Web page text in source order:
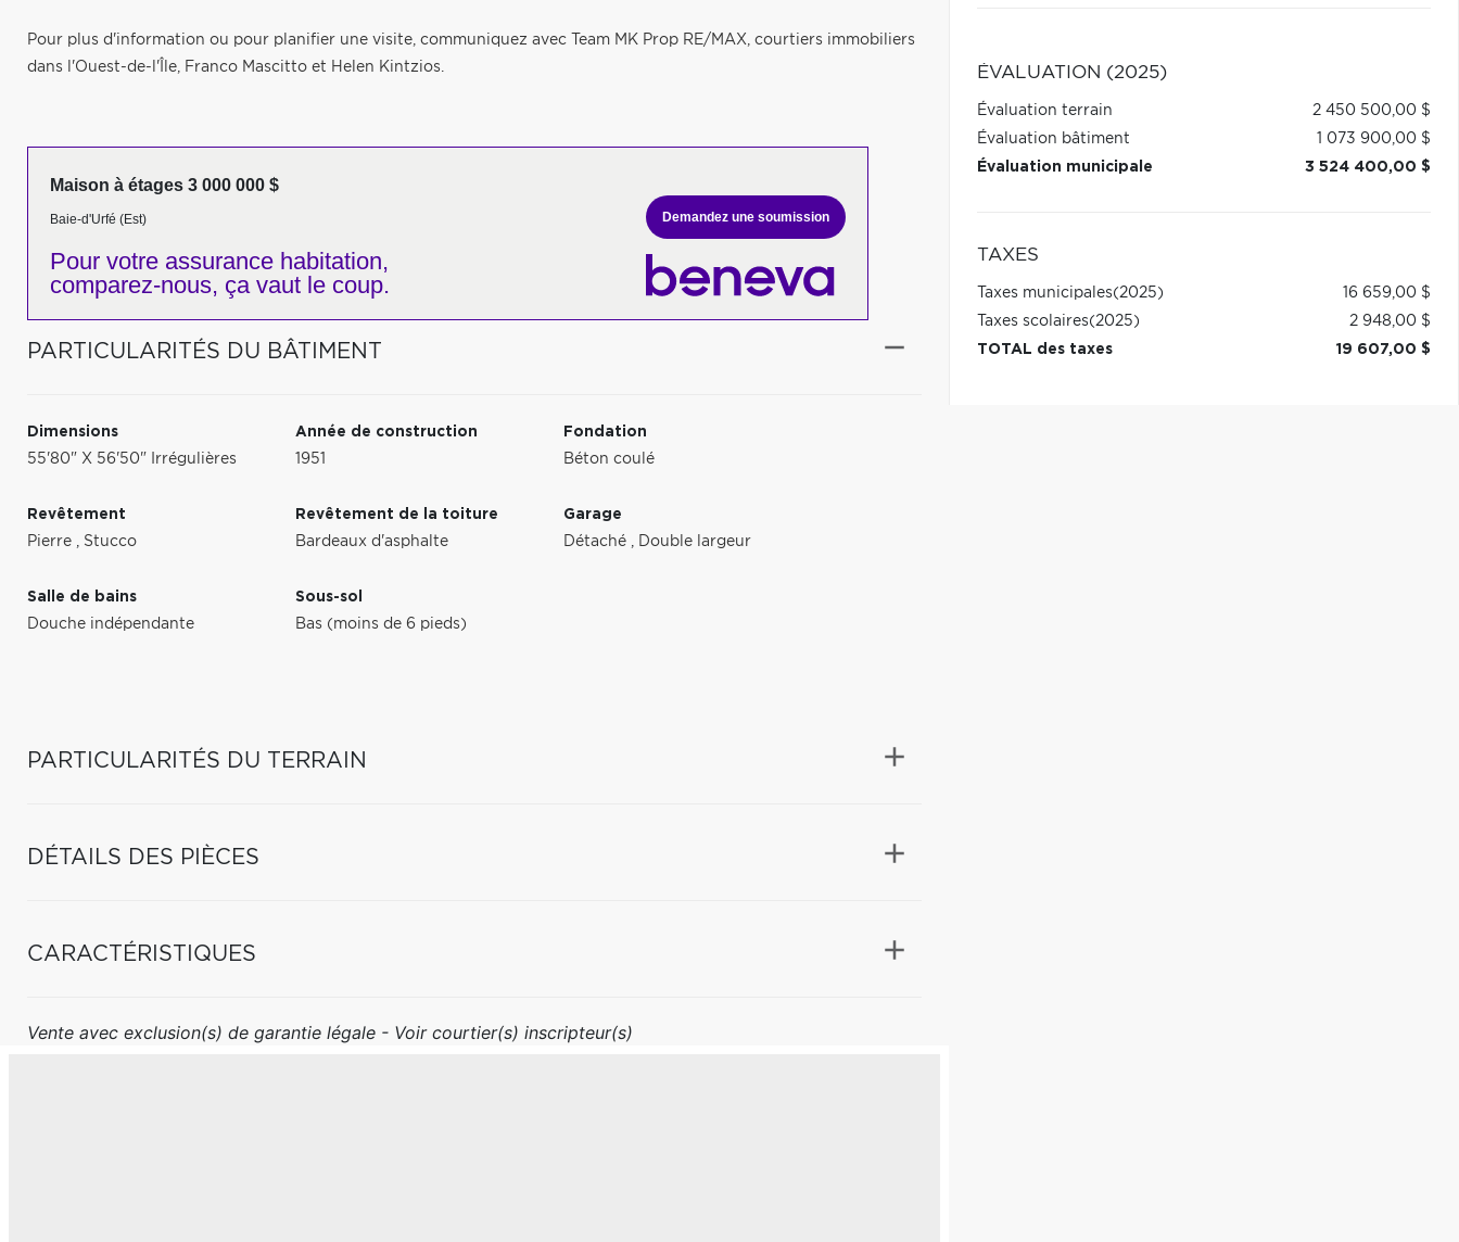
Pour plus d'information ou pour planifier une visite, communiquez avec Team MK Prop RE/MAX, courtiers immobiliers
dans l'Ouest-de-l'Île, Franco Mascitto et Helen Kintzios.
Maison à étages 3 000 000 $
Baie-d'Urfé (Est)
Pour votre assurance habitation,
comparez-nous, ça vaut le coup.
Demandez une soumission
PARTICULARITÉS DU BÂTIMENT
Dimensions
55'80" X 56'50" Irrégulières
Année de construction
1951
Fondation
Béton coulé
Revêtement
Pierre , Stucco
Revêtement de la toiture
Bardeaux d'asphalte
Garage
Détaché , Double largeur
Salle de bains
Douche indépendante
Sous-sol
Bas (moins de 6 pieds)
PARTICULARITÉS DU TERRAIN
DÉTAILS DES PIÈCES
CARACTÉRISTIQUES
Vente avec exclusion(s) de garantie légale - Voir courtier(s) inscripteur(s)
ÉVALUATION (2025)
Évaluation terrain
2 450 500,00 $
Évaluation bâtiment
1 073 900,00 $
Évaluation municipale
3 524 400,00 $
TAXES
Taxes municipales(2025)
16 659,00 $
Taxes scolaires(2025)
2 948,00 $
TOTAL des taxes
19 607,00 $